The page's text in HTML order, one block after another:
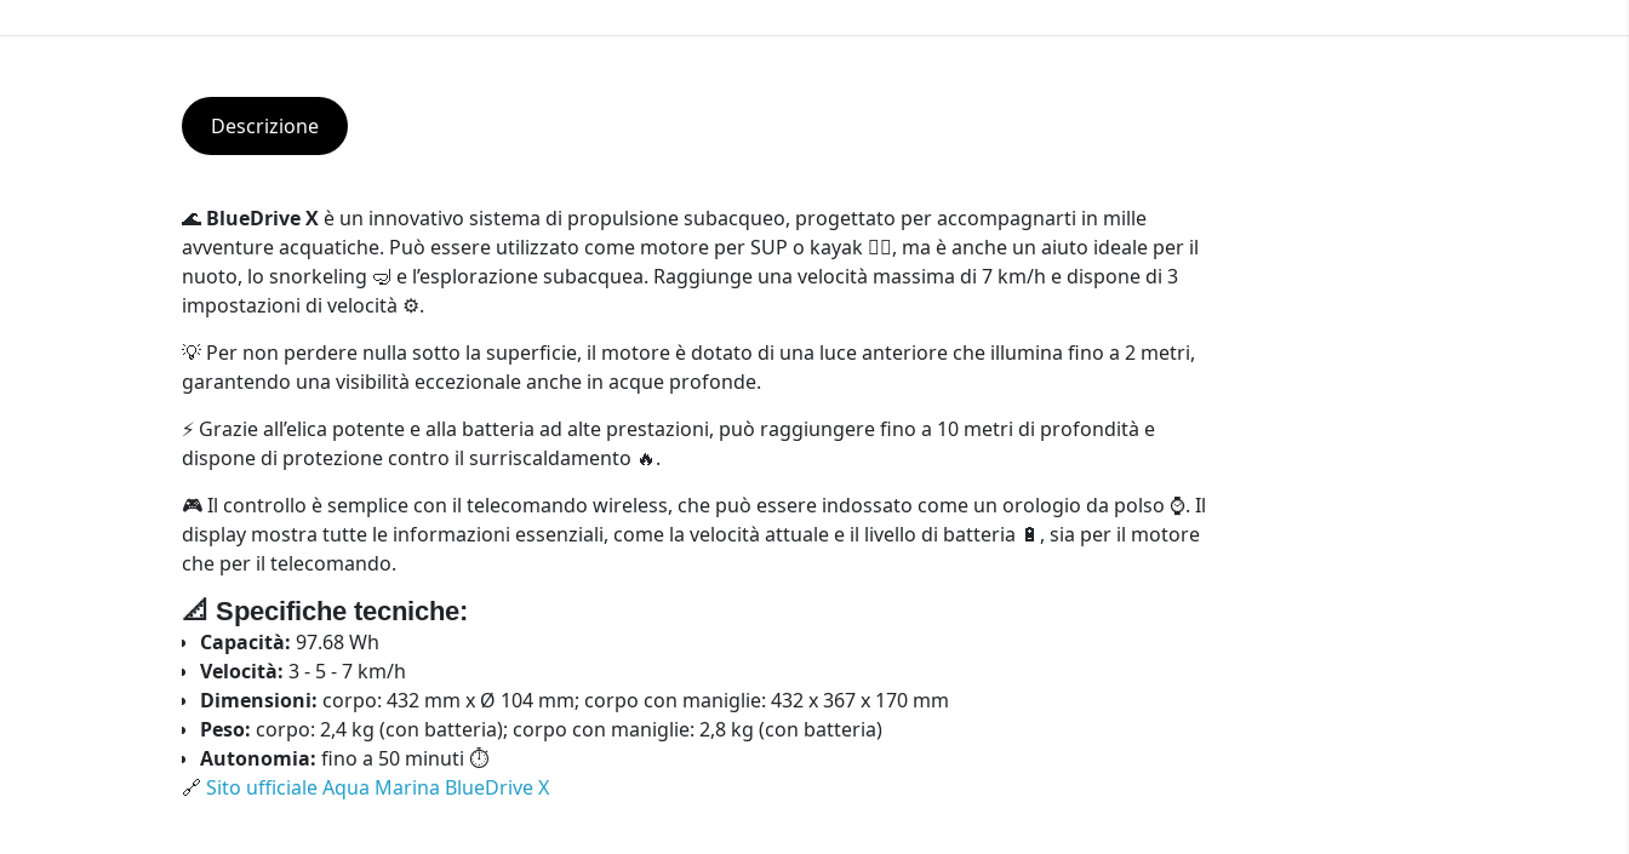
Descrizione
🌊 BlueDrive X è un innovativo sistema di propulsione subacqueo, progettato per accompagnarti in mille
avventure acquatiche. Può essere utilizzato come motore per SUP o kayak 🚣‍♂️, ma è anche un aiuto ideale per il
nuoto, lo snorkeling 🤿 e l’esplorazione subacquea. Raggiunge una velocità massima di 7 km/h e dispone di 3
impostazioni di velocità ⚙️.
💡 Per non perdere nulla sotto la superficie, il motore è dotato di una luce anteriore che illumina fino a 2 metri,
garantendo una visibilità eccezionale anche in acque profonde.
⚡ Grazie all’elica potente e alla batteria ad alte prestazioni, può raggiungere fino a 10 metri di profondità e
dispone di protezione contro il surriscaldamento 🔥.
🎮 Il controllo è semplice con il telecomando wireless, che può essere indossato come un orologio da polso ⌚. Il
display mostra tutte le informazioni essenziali, come la velocità attuale e il livello di batteria 🔋, sia per il motore
che per il telecomando.
📐 Specifiche tecniche:
Capacità: 97.68 Wh
Velocità: 3 - 5 - 7 km/h
Dimensioni: corpo: 432 mm x Ø 104 mm; corpo con maniglie: 432 x 367 x 170 mm
Peso: corpo: 2,4 kg (con batteria); corpo con maniglie: 2,8 kg (con batteria)
Autonomia: fino a 50 minuti ⏱️
🔗 Sito ufficiale Aqua Marina BlueDrive X